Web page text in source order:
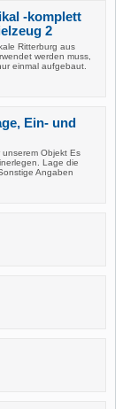
-komplett
2
Ritterburg aus
werden muss,
einmal aufgebaut.
Ein- und
Objekt Es
Lage die
Angaben